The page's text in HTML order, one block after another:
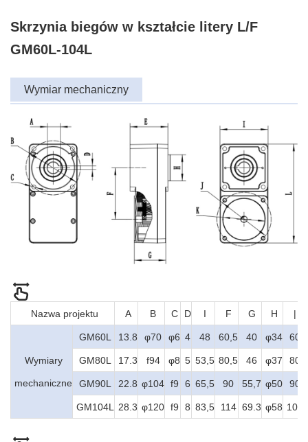
Skrzynia biegów w kształcie litery L/F
GM60L-104L
Wymiar mechaniczny
Nazwa projektu A B C D I F G H |
Wymiary
mechaniczne
GM60L 13.8 φ70 φ6 4 48 60,5 40 φ34 60
GM80L 17.3 f94 φ8 5 53,5 80,5 46 φ37 80
GM90L 22.8 φ104 f9 6 65,5 90 55,7 φ50 90
GM104L 28.3 φ120 f9 8 83,5 114 69.3 φ58 104